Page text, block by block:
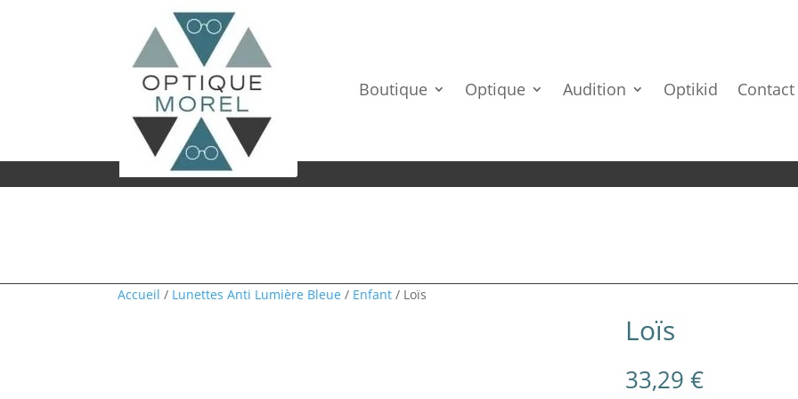
Boutique Optique Audition Optikid Contact
Accueil / Lunettes Anti Lumière Bleue / Enfant / Loïs
Loïs
33,29 €